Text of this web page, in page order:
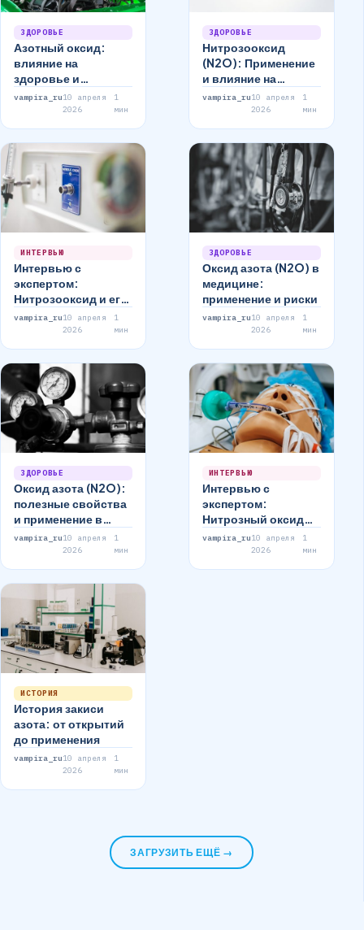
ЗДОРОВЬЕ
Азотный оксид:
влияние на
здоровье и
применение в
медицине
vampira_ru10 апреля
2026
1
мин
ЗДОРОВЬЕ
Нитрозооксид
(N2O): Применение
и влияние на
здоровье
vampira_ru10 апреля
2026
1
мин
ИНТЕРВЬЮ
Интервью с
экспертом:
Нитрозооксид и его
применение в
медицине
vampira_ru10 апреля
2026
1
мин
ЗДОРОВЬЕ
Оксид азота (N2O) в
медицине:
применение и риски
vampira_ru10 апреля
2026
1
мин
ЗДОРОВЬЕ
Оксид азота (N2O):
полезные свойства
и применение в
медицине
vampira_ru10 апреля
2026
1
мин
ИНТЕРВЬЮ
Интервью с
экспертом:
Нитрозный оксид
(N2O) и его
использование в
vampira_ru10 апреля
2026
1
мин
ИСТОРИЯ
История закиси
азота: от открытий
до применения
vampira_ru10 апреля
2026
1
мин
ЗАГРУЗИТЬ ЕЩЁ →